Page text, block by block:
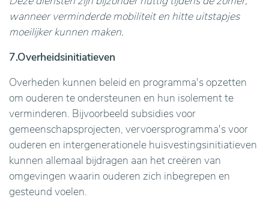
wanneer verminderde mobiliteit en hitte uitstapjes
moeilijker kunnen maken.
7.Overheidsinitiatieven
Overheden kunnen beleid en programma's opzetten
om ouderen te ondersteunen en hun isolement te
verminderen. Bijvoorbeeld subsidies voor
gemeenschapsprojecten, vervoersprogramma's voor
ouderen en intergenerationele huisvestingsinitiatieven
kunnen allemaal bijdragen aan het creëren van
omgevingen waarin ouderen zich inbegrepen en
gesteund voelen.